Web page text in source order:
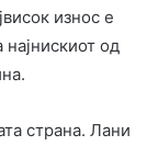
износ е
од
страна. Лани